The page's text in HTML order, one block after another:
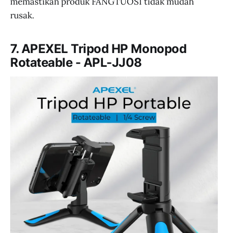
rusak.
7. APEXEL Tripod HP Monopod
Rotateable - APL-JJ08